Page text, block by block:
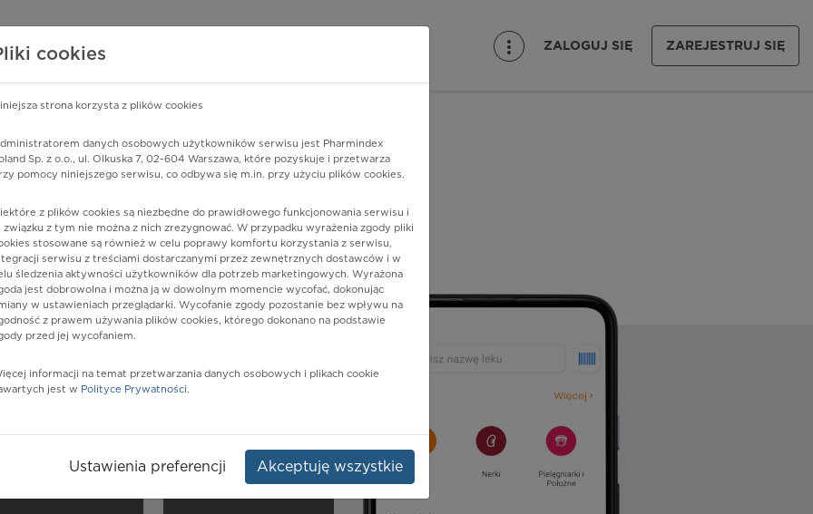
o lekach
PHARMINDEX ZALOGUJ SIĘ ZAREJESTRUJ SIĘ
ochrony zdrowia
INHALATORY
cookies
strona korzysta z plików cookies
danych osobowych użytkowników serwisu jest Pharmindex
Sp. z o.o., ul. Olkuska 7, 02-604 Warszawa, które pozyskuje i przetwarza
pomocy niniejszego serwisu, co odbywa się m.in. przy użyciu plików cookies.
z plików cookies są niezbędne do prawidłowego funkcjonowania serwisu i
związku z tym nie można z nich zrezygnować. W przypadku wyrażenia zgody pliki
stosowane są również w celu poprawy komfortu korzystania z serwisu,
serwisu z treściami dostarczanymi przez zewnętrznych dostawców i w
śledzenia aktywności użytkowników dla potrzeb marketingowych. Wyrażona
jest dobrowolna i można ją w dowolnym momencie wycofać, dokonując
w ustawieniach przeglądarki. Wycofanie zgody pozostanie bez wpływu na
z prawem używania plików cookies, którego dokonano na podstawie
przed jej wycofaniem.
informacji na temat przetwarzania danych osobowych i plikach cookie
jest w Polityce Prywatności.
Ustawienia preferencji Akceptuję wszystkie